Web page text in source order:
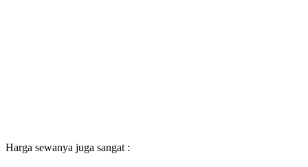
Harga sewanya juga sangat :